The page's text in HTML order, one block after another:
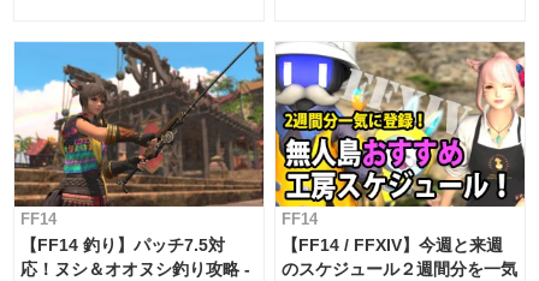
FF14
【FF14 釣り】パッチ7.5対
応！ヌシ＆オオヌシ釣り攻略 -
FF14
【FF14 / FFXIV】今週と来週
のスケジュール２週間分を一気